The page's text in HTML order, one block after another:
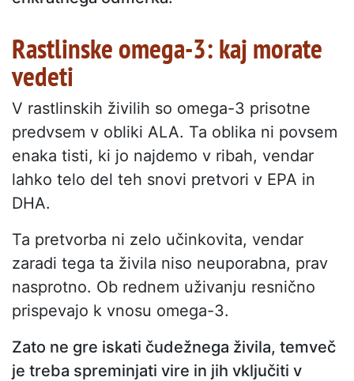
Rastlinske omega-3: kaj morate
vedeti
V rastlinskih živilih so omega-3 prisotne
predvsem v obliki ALA. Ta oblika ni povsem
enaka tisti, ki jo najdemo v ribah, vendar
lahko telo del teh snovi pretvori v EPA in
DHA.
Ta pretvorba ni zelo učinkovita, vendar
zaradi tega ta živila niso neuporabna, prav
nasprotno. Ob rednem uživanju resnično
prispevajo k vnosu omega-3.
Zato ne gre iskati čudežnega živila, temveč
je treba spreminjati vire in jih vključiti v